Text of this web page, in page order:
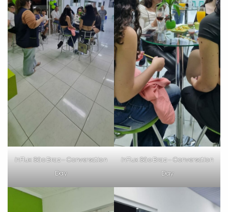
inFlux São Braz – Conversation
Day
inFlux São Braz – Conversation
Day
Desculpe!
Não encontramos nenhuma unidade
inFlux nesta cidade ou bairro que
você digitou.
Preencha com seus dados abaixo e